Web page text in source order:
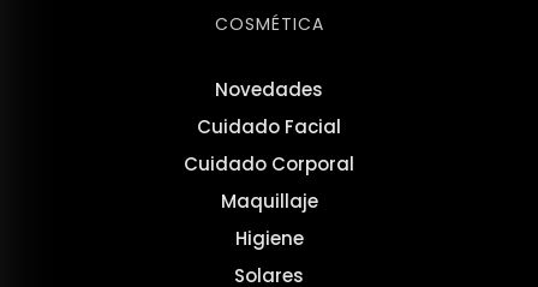
COSMÉTICA
Novedades
Cuidado Facial
Cuidado Corporal
Maquillaje
Higiene
Solares